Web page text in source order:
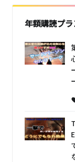
年額購読プ